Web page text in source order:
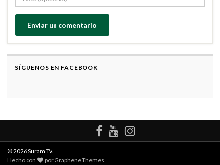
SÍGUENOS EN FACEBOOK
© 2026 Suram Tv.
Hecho con
por Graphene Themes.